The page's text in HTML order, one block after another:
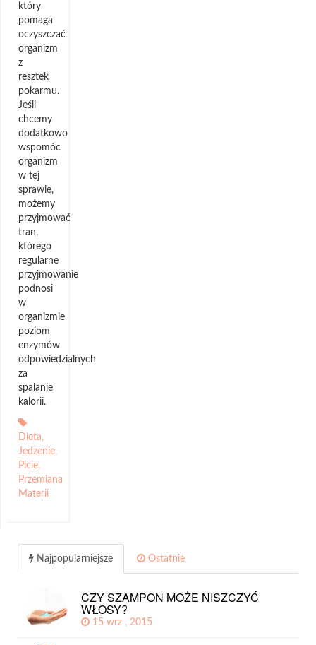
który
pomaga
oczyszczać
organizm
z
resztek
pokarmu.
Jeśli
chcemy
dodatkowo
wspomóc
organizm
w tej
sprawie,
możemy
przyjmować
tran,
którego
regularne
przyjmowanie
podnosi
w
organizmie
poziom
enzymów
odpowiedzialnych
za
spalanie
kalorii.
Dieta,
Jedzenie,
Picie,
Przemiana
Materii
Najpopularniejsze Ostatnie
CZY SZAMPON MOŻE NISZCZYĆ
WŁOSY?
15 wrz , 2015